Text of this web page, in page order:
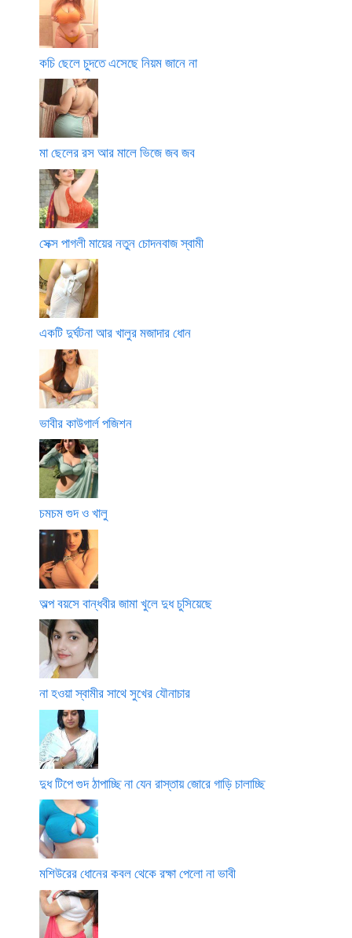
কচি ছেলে চুদতে এসেছে নিয়ম জানে না
মা ছেলের রস আর মালে ভিজে জব জব
সেক্স পাগলী মায়ের নতুন চোদনবাজ স্বামী
একটি দুর্ঘটনা আর খালুর মজাদার ধোন
ভাবীর কাউগার্ল পজিশন
চমচম গুদ ও খালু
অল্প বয়সে বান্ধবীর জামা খুলে দুধ চুসিয়েছে
না হওয়া স্বামীর সাথে সুখের যৌনাচার
দুধ টিপে গুদ ঠাপাচ্ছি না যেন রাস্তায় জোরে গাড়ি চালাচ্ছি
মশিউরের ধোনের কবল থেকে রক্ষা পেলো না ভাবী